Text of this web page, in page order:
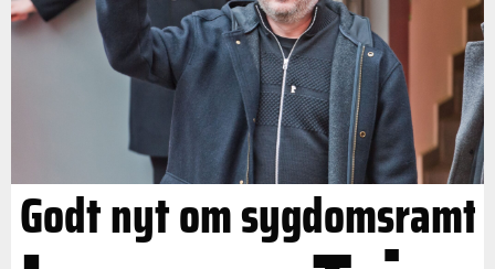
Godt nyt om sygdomsramt